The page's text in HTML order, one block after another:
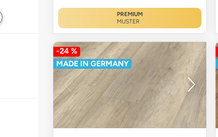
PREMIUM
MUSTER
-24 %
MADE IN GERMANY